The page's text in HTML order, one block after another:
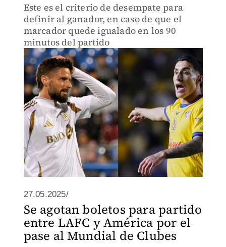
Este es el criterio de desempate para
definir al ganador, en caso de que el
marcador quede igualado en los 90
minutos del partido
27.05.2025/
Se agotan boletos para partido
entre LAFC y América por el
pase al Mundial de Clubes